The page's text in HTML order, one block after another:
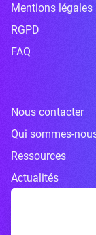
Mentions légales
RGPD
FAQ
Nous contacter
Qui sommes-
Ressources
Actualités